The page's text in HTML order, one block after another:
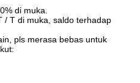
di muka.
/ T di muka, saldo terhadap
pls merasa bebas untuk